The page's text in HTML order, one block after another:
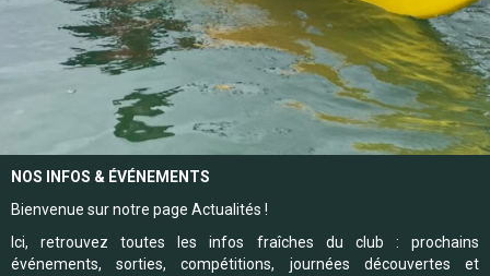
NOS INFOS & ÉVÉNEMENTS
Bienvenue sur notre page Actualités !
Ici, retrouvez toutes les infos fraîches du club : prochains
événements, sorties, compétitions, journées découvertes et